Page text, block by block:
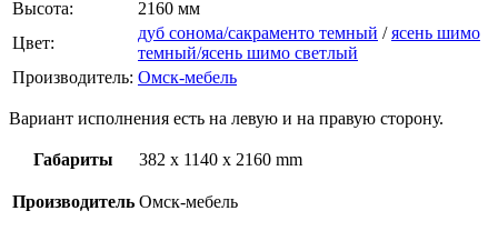
Высота:
2160 мм
Цвет:
дуб сонома/сакраменто темный /ясень шимо
темный/ясень шимо светлый
Производитель: Омск-мебель
Вариант исполнения есть на левую и на правую сторону.
Габариты 382 x 1140 x 2160 mm
Производитель Омск-мебель